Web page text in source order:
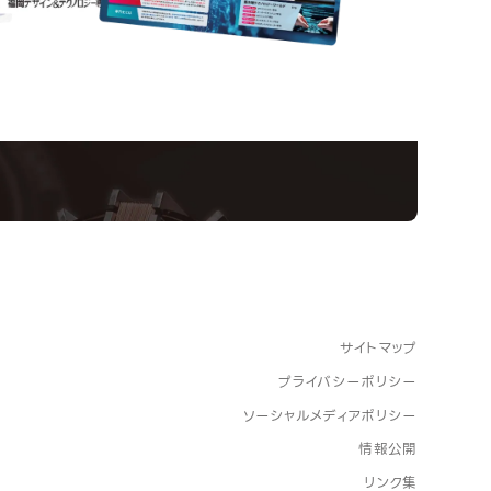
サイトマップ
プライバシーポリシー
ソーシャルメディアポリシー
情報公開
リンク集